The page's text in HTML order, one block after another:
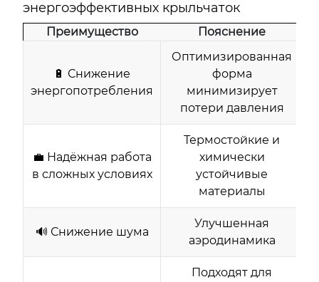
энергоэффективных крыльчаток
Преимущество Пояснение
🔋 Снижение
энергопотребления
Оптимизированная
форма
минимизирует
потери давления
💼 Надёжная работа
в сложных условиях
Термостойкие и
химически
устойчивые
материалы
🔊 Снижение шума
Улучшенная
аэродинамика
Подходят для